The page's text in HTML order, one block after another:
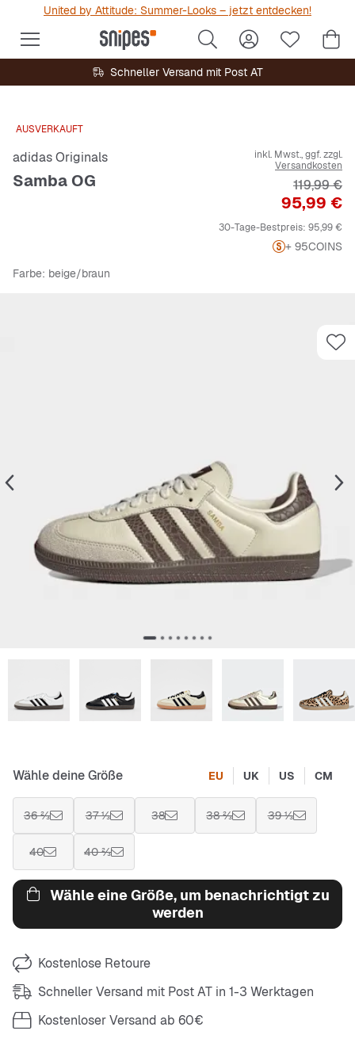
United by Attitude: Summer-Looks – jetzt entdecken!
Schneller Versand mit Post AT
AUSVERKAUFT
adidas Originals
Samba OG
inkl. Mwst., ggf. zzgl.
Versandkosten
Preis
95,99 €
119,99 €
30-Tage-Bestpreis: 95,99 €
+ 95COINS
Farbe: beige/braun
Wähle deine Größe EU UK US CM
36 ⅔ 37 ⅓ 38 38 ⅔ 39 ⅓
40 40 ⅔
Wähle eine Größe, um benachrichtigt zu
werden
Kostenlose Retoure
Schneller Versand mit Post AT in 1-3 Werktagen
Kostenloser Versand ab 60€